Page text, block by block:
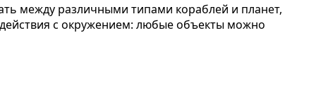
между различными типами кораблей и планет,
с окружением: любые объекты можно